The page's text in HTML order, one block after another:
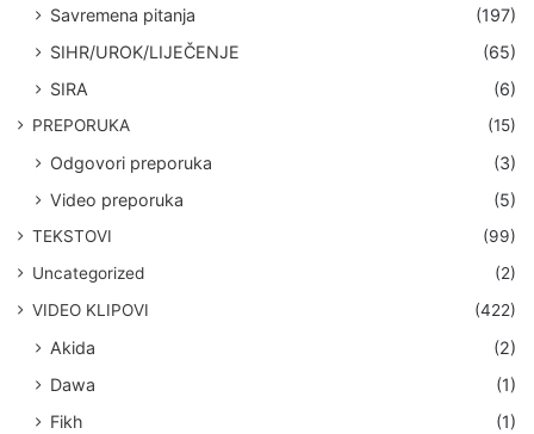
Savremena pitanja
(197)
SIHR/UROK/LIJEČENJE
(65)
SIRA
(6)
PREPORUKA (15)
Odgovori preporuka
(3)
Video preporuka
(5)
TEKSTOVI
(99)
Uncategorized
(2)
VIDEO KLIPOVI
(422)
Akida
(2)
Dawa
(1)
Fikh
(1)